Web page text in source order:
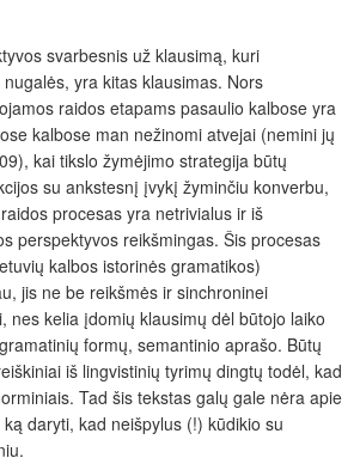
svarbesnis už klausimą, kuri
yra kitas klausimas. Nors
raidos etapams pasaulio kalbose yra
kalbose man nežinomi atvejai (nemini jų
kai tikslo žymėjimo strategija būtų
su ankstesnį įvykį žyminčiu konverbu,
procesas yra netrivialus ir iš
perspektyvos reikšmingas. Šis procesas
kalbos istorinės gramatikos)
jis ne be reikšmės ir sinchroninei
nes kelia įdomių klausimų dėl būtojo laiko
formų, semantinio aprašo. Būtų
iš lingvistinių tyrimų dingtų todėl, kad
Tad šis tekstas galų gale nėra apie
daryti, kad neišpylus (!) kūdikio su